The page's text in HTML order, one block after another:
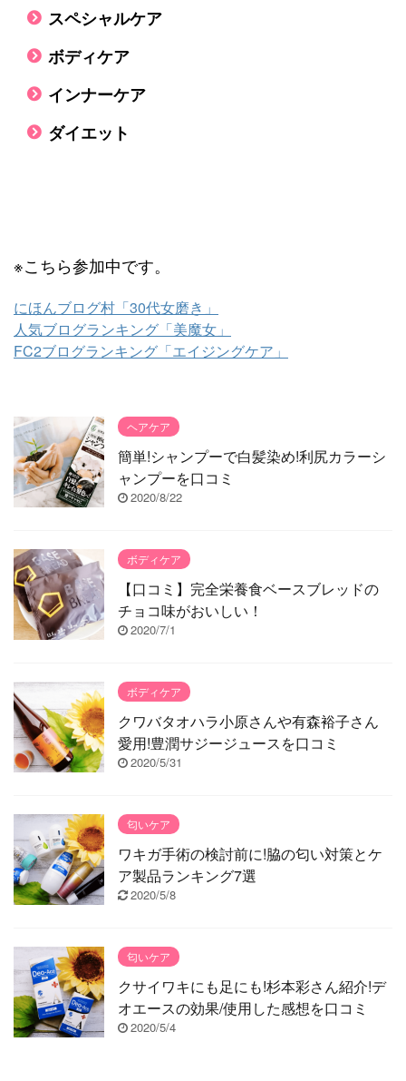
スペシャルケア
ボディケア
インナーケア
ダイエット
※こちら参加中です。
にほんブログ村「30代女磨き」
人気ブログランキング「美魔女」
FC2ブログランキング「エイジングケア」
ヘアケア
簡単!シャンプーで白髪染め!利尻カラーシ
ャンプーを口コミ
2020/8/22
ボディケア
【口コミ】完全栄養食ベースブレッドの
チョコ味がおいしい！
2020/7/1
ボディケア
クワバタオハラ小原さんや有森裕子さん
愛用!豊潤サジージュースを口コミ
2020/5/31
匂いケア
ワキガ手術の検討前に!脇の匂い対策とケ
ア製品ランキング7選
2020/5/8
匂いケア
クサイワキにも足にも!杉本彩さん紹介!デ
オエースの効果/使用した感想を口コミ
2020/5/4